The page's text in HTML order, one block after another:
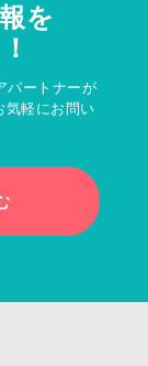
を
パートナーが
気軽にお問い